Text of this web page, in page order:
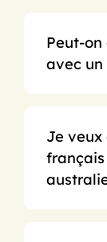
Peut-
avec un
Je veux
français